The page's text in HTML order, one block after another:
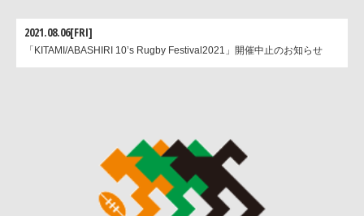
2021.08.06[FRI]
「KITAMI/ABASHIRI 10’s Rugby Festival2021」開催中止のお知らせ